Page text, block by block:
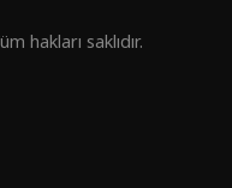
hakları saklıdır.